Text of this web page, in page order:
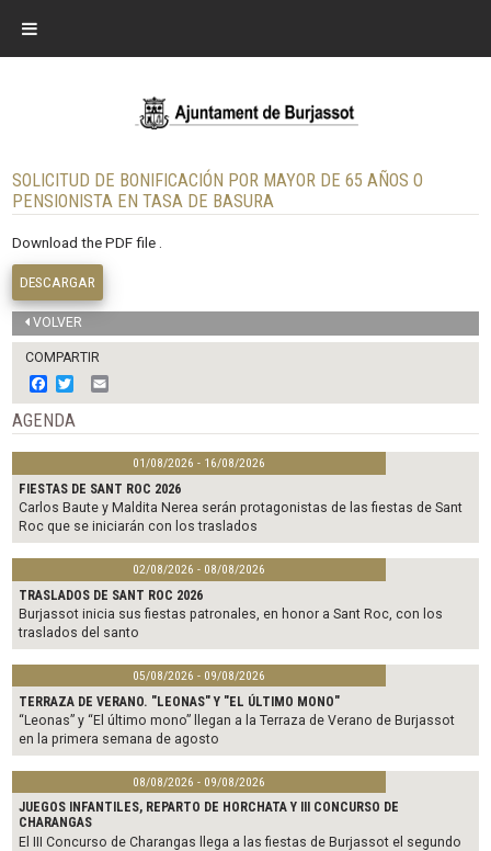
SOLICITUD DE BONIFICACIÓN POR MAYOR DE 65 AÑOS O
PENSIONISTA EN TASA DE BASURA
Download the PDF file .
DESCARGAR
VOLVER
COMPARTIR
F
a
c
e
b
o
o
k
w
i
t
t
e
r
m
i
l
AGENDA
01/08/2026 - 16/08/2026
FIESTAS DE SANT ROC 2026
Carlos Baute y Maldita Nerea serán protagonistas de las fiestas de Sant
Roc que se iniciarán con los traslados
02/08/2026 - 08/08/2026
TRASLADOS DE SANT ROC 2026
Burjassot inicia sus fiestas patronales, en honor a Sant Roc, con los
traslados del santo
05/08/2026 - 09/08/2026
TERRAZA DE VERANO. "LEONAS" Y "EL ÚLTIMO MONO"
“Leonas” y “El último mono” llegan a la Terraza de Verano de Burjassot
en la primera semana de agosto
08/08/2026 - 09/08/2026
JUEGOS INFANTILES, REPARTO DE HORCHATA Y III CONCURSO DE
CHARANGAS
El III Concurso de Charangas llega a las fiestas de Burjassot el segundo